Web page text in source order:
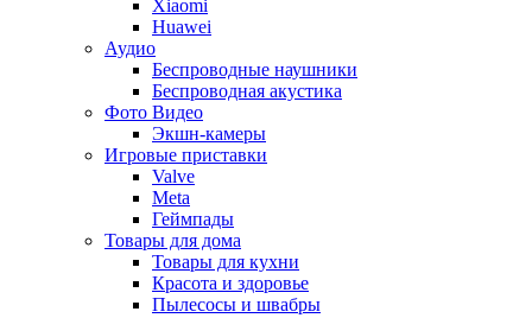
Xiaomi
Huawei
Аудио
Беспроводные наушники
Беспроводная акустика
Фото Видео
Экшн-камеры
Игровые приставки
Valve
Meta
Геймпады
Товары для дома
Товары для кухни
Красота и здоровье
Пылесосы и швабры